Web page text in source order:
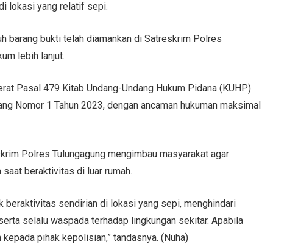
lokasi yang relatif sepi.
barang bukti telah diamankan di Satreskrim Polres
lebih lanjut.
Pasal 479 Kitab Undang-Undang Hukum Pidana (KUHP)
Nomor 1 Tahun 2023, dengan ancaman hukuman maksimal
Polres Tulungagung mengimbau masyarakat agar
beraktivitas di luar rumah.
beraktivitas sendirian di lokasi yang sepi, menghindari
selalu waspada terhadap lingkungan sekitar. Apabila
pihak kepolisian,” tandasnya. (Nuha)